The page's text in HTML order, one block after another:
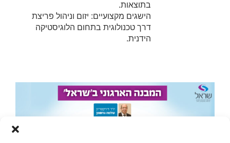
בתוצאות.
הישגים מקצועיים: יזום וניהול פריצת
דרך טכנולוגית בתחום הלוגיסטיקה
הידנית.